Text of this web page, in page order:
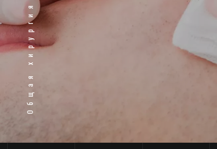
Общая хирургия